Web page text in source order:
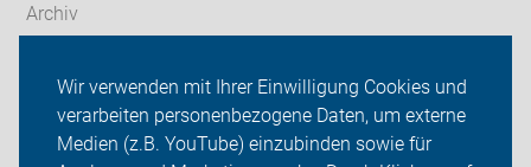
Wir verwenden mit Ihrer Einwilligung Cookies und
verarbeiten personenbezogene Daten, um externe
Medien (z.B. YouTube) einzubinden sowie für
Archiv
ADFC Lehrte/Sehnde